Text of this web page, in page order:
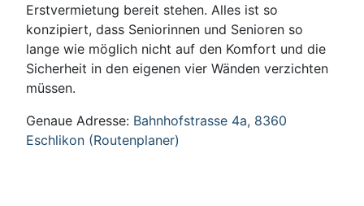
Erstvermietung bereit stehen. Alles ist so
konzipiert, dass Seniorinnen und Senioren so
lange wie möglich nicht auf den Komfort und die
Sicherheit in den eigenen vier Wänden verzichten
müssen.
Genaue Adresse: Bahnhofstrasse 4a, 8360
Eschlikon (Routenplaner)